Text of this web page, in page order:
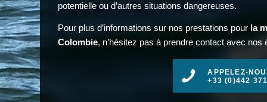
potentielle ou d’autres situations dangereuses.
Pour plus d’informations sur nos prestations pour la
Colombie, n’hésitez pas à prendre contact avec
APPELEZ-
+33 (0)442